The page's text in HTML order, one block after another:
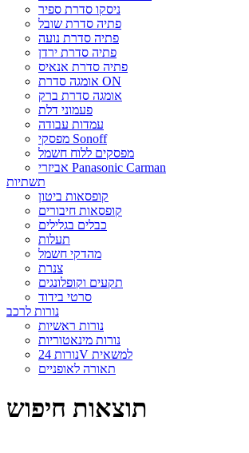
ניסקו סדרת ספיר
פתיה סדרת שובל
פתיה סדרת נועה
פתיה סדרת ירדן
פתיה סדרת אנאיס
אומגה סדרת ON
אומגה סדרת ברק
פעמוני דלת
עמדות עבודה
מפסקי Sonoff
מפסקים ללוח חשמל
אביזרי Panasonic Carman
תשתיות
קופסאות ביטון
קופסאות חיבורים
כבלים בגלילים
תעלות
מהדקי חשמל
צנרת
תקעים וקופלונגים
סרטי בידוד
נורות לרכב
נורות ראשיות
נורות מינאטוריות
נורות 24V למשאית
תאורה לאופניים
תוצאות חיפוש